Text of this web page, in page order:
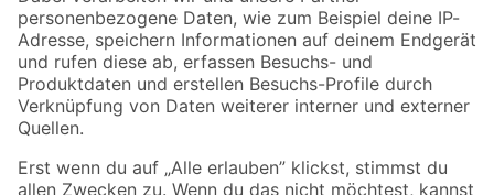
Zahlungsarten Versandarten
Sicher einkaufen